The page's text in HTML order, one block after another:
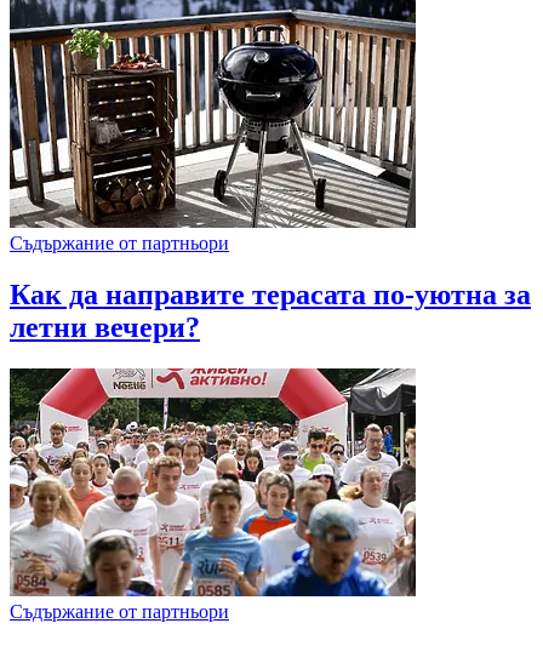
Съдържание от партньори
Как да направите терасата по-уютна за
летни вечери?
Съдържание от партньори